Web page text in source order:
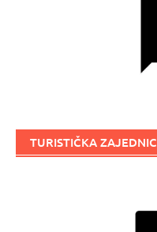
TURISTIČKA